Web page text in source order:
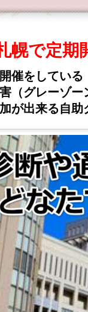
幌で定期
催をしてい
（グレーゾ
が出来る自助